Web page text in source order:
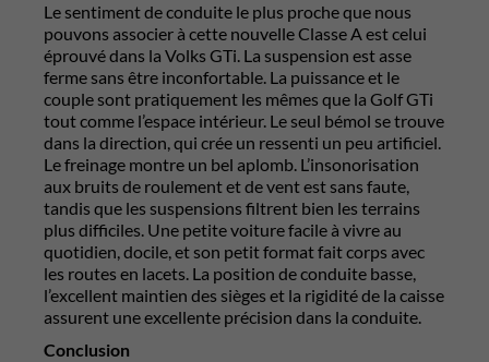
Le sentiment de conduite le plus proche que nous
pouvons associer à cette nouvelle Classe A est celui
éprouvé dans la Volks GTi. La suspension est asse
ferme sans être inconfortable. La puissance et le
couple sont pratiquement les mêmes que la Golf GTi
tout comme l’espace intérieur. Le seul bémol se trouve
dans la direction, qui crée un ressenti un peu artificiel.
Le freinage montre un bel aplomb. L’insonorisation
aux bruits de roulement et de vent est sans faute,
tandis que les suspensions filtrent bien les terrains
plus difficiles. Une petite voiture facile à vivre au
quotidien, docile, et son petit format fait corps avec
les routes en lacets. La position de conduite basse,
l’excellent maintien des sièges et la rigidité de la caisse
assurent une excellente précision dans la conduite.
Conclusion